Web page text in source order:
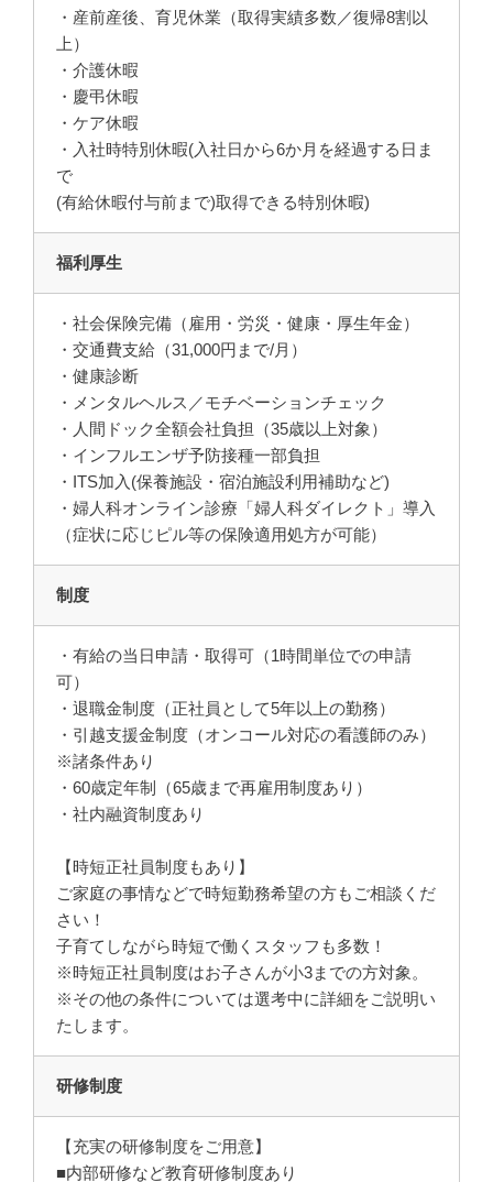
・産前産後、育児休業（取得実績多数／復帰8割以
上）
・介護休暇
・慶弔休暇
・ケア休暇
・入社時特別休暇(入社日から6か月を経過する日ま
で
(有給休暇付与前まで)取得できる特別休暇)
福利厚生
・社会保険完備（雇用・労災・健康・厚生年金）
・交通費支給（31,000円まで/月）
・健康診断
・メンタルヘルス／モチベーションチェック
・人間ドック全額会社負担（35歳以上対象）
・インフルエンザ予防接種一部負担
・ITS加入(保養施設・宿泊施設利用補助など)
・婦人科オンライン診療「婦人科ダイレクト」導入
（症状に応じピル等の保険適用処方が可能）
制度
・有給の当日申請・取得可（1時間単位での申請
可）
・退職金制度（正社員として5年以上の勤務）
・引越支援金制度（オンコール対応の看護師のみ）
※諸条件あり
・60歳定年制（65歳まで再雇用制度あり）
・社内融資制度あり
【時短正社員制度もあり】
ご家庭の事情などで時短勤務希望の方もご相談くだ
さい！
子育てしながら時短で働くスタッフも多数！
※時短正社員制度はお子さんが小3までの方対象。
※その他の条件については選考中に詳細をご説明い
たします。
研修制度
【充実の研修制度をご用意】
■内部研修など教育研修制度あり